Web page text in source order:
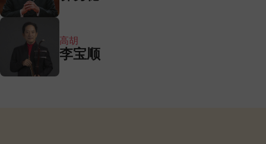
高胡
李宝顺